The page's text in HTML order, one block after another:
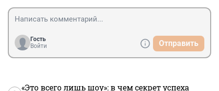
Гость
Войти
Отправить
«Это всего лишь шоу»: в чем секрет успеха